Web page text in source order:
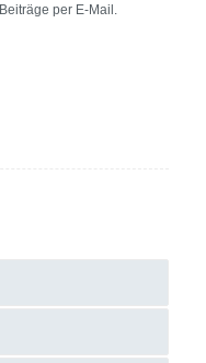
per E-Mail.